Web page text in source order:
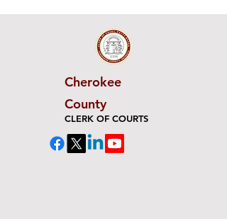
Cherokee
County
CLERK OF COURTS